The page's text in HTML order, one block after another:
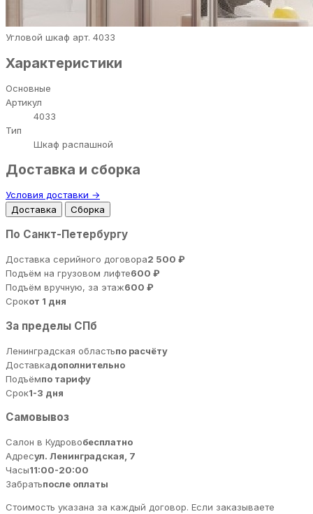
Угловой шкаф арт. 4033
Характеристики
Основные
Артикул
4033
Тип
Шкаф распашной
Доставка и сборка
Условия доставки →
Доставка
Сборка
По Санкт-Петербургу
Доставка серийного договора2 500 ₽
Подъём на грузовом лифте600 ₽
Подъём вручную, за этаж600 ₽
Срокот 1 дня
За пределы СПб
Ленинградская областьпо расчёту
Доставкадополнительно
Подъёмпо тарифу
Срок1-3 дня
Самовывоз
Салон в Кудровобесплатно
Адресул. Ленинградская, 7
Часы11:00-20:00
Забратьпосле оплаты
Стоимость указана за каждый договор. Если заказываете